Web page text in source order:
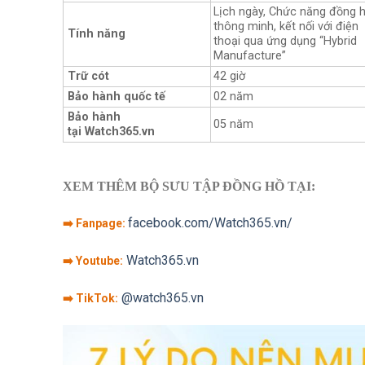
Tính năng
Lịch ngày, Chức năng đồng
thông minh, kết nối với điện
thoại qua ứng dụng “Hybrid
Manufacture”
Trữ cót
42 giờ
Bảo hành quốc tế
02 năm
Bảo hành
tại Watch365.vn
05 năm
XEM THÊM BỘ SƯU TẬP ĐỒNG HỒ TẠI:
➡️ Fanpage: facebook.com/Watch365.vn/
➡️ Youtube: Watch365.vn
➡️ TikTok: @watch365.vn